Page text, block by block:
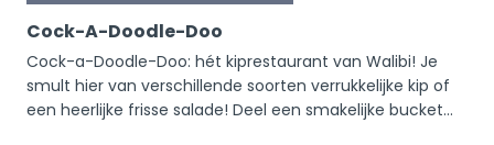
Cock-A-Doodle-Doo
Cock-a-Doodle-Doo: hét kiprestaurant van Walibi! Je
smult hier van verschillende soorten verrukkelijke kip of
een heerlijke frisse salade! Deel een smakelijke bucket